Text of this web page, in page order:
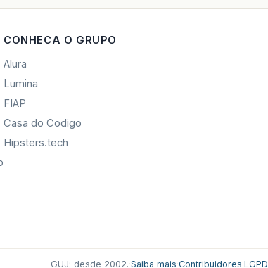
CONHECA O GRUPO
Alura
Lumina
FIAP
Casa do Codigo
Hipsters.tech
GUJ: desde 2002.·Saiba mais·Contribuidores·LGPD